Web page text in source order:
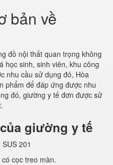
bản về
đồ nội thất quan trọng không
học sinh, sinh viên, khu công
nhu cầu sử dụng đó, Hòa
phẩm để đáp ứng được nhu
đó, giường y tế đơn được sử
giường y tế
201
cọc treo màn.